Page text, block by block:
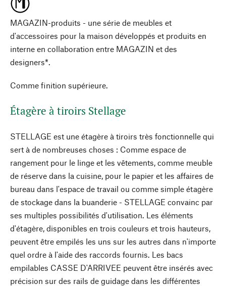
MAGAZIN-produits - une série de meubles et
d'accessoires pour la maison développés et produits en
interne en collaboration entre MAGAZIN et des
designers*.
Comme finition supérieure.
Étagère à tiroirs Stellage
STELLAGE est une étagère à tiroirs très fonctionnelle qui
sert à de nombreuses choses : Comme espace de
rangement pour le linge et les vêtements, comme meuble
de réserve dans la cuisine, pour le papier et les affaires de
bureau dans l'espace de travail ou comme simple étagère
de stockage dans la buanderie - STELLAGE convainc par
ses multiples possibilités d'utilisation. Les éléments
d'étagère, disponibles en trois couleurs et trois hauteurs,
peuvent être empilés les uns sur les autres dans n'importe
quel ordre à l'aide des raccords fournis. Les bacs
empilables CASSE D'ARRIVEE peuvent être insérés avec
précision sur des rails de guidage dans les différentes